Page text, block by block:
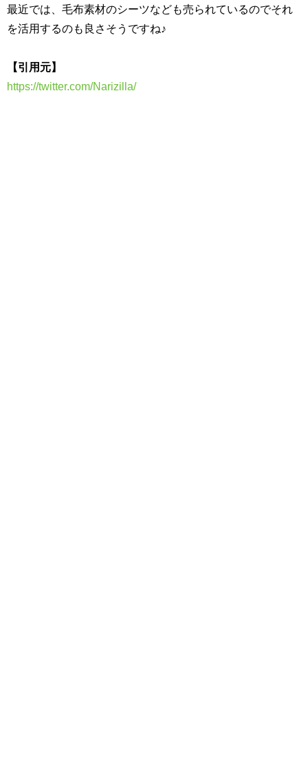
最近では、毛布素材のシーツなども売られているのでそれ
を活用するのも良さそうですね♪
【引用元】
https://twitter.com/Narizilla/